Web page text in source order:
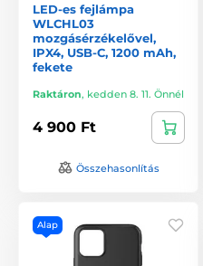
LED-es fejlámpa
WLCHL03
mozgásérzékelővel,
IPX4, USB-C, 1200 mAh,
fekete
Raktáron, kedden 8. 11. Önnél
4 900 Ft
Összehasonlítás
Alap